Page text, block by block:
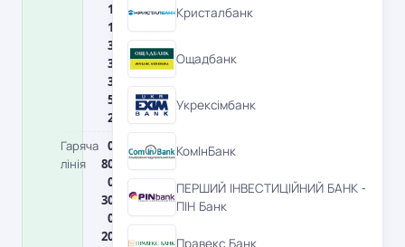
1
1
3
3
3
5
2
1
Гаряча
лінія
0
80
0
30
0
20
Головний
офіс
0
1
1
Кристалбанк
Ощадбанк
Укрексімбанк
КомІнБанк
ПЕРШИЙ ІНВЕСТИЦІЙНИЙ БАНК -
ПІН Банк
Правекс Банк